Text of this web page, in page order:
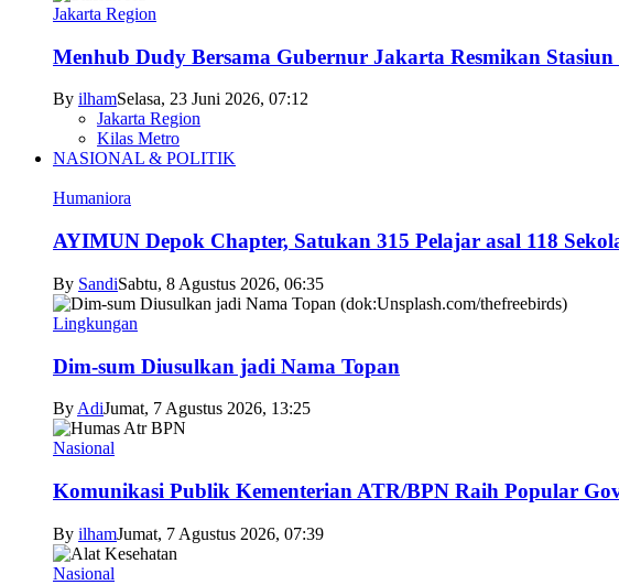
Jakarta Region
Menhub Dudy Bersama Gubernur Jakarta Resmikan Stasiun
By ilhamSelasa, 23 Juni 2026, 07:12
Jakarta Region
Kilas Metro
NASIONAL & POLITIK
Humaniora
AYIMUN Depok Chapter, Satukan 315 Pelajar asal 118
By SandiSabtu, 8 Agustus 2026, 06:35
Lingkungan
Dim-sum Diusulkan jadi Nama Topan
By AdiJumat, 7 Agustus 2026, 13:25
Nasional
Komunikasi Publik Kementerian ATR/BPN Raih Popular
By ilhamJumat, 7 Agustus 2026, 07:39
Nasional